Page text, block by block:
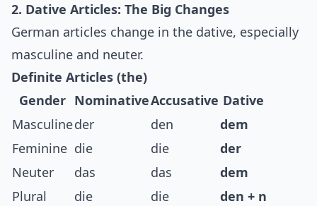
2. Dative Articles: The Big Changes
German articles change in the dative, especially
masculine and neuter.
Definite Articles (the)
Gender NominativeAccusative Dative
Masculineder den
dem
Feminine die die
der
Neuter
das das
dem
Plural
die die
den + n